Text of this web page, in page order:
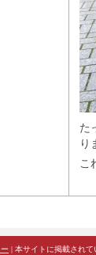
た
り
こ
| 本サイトに掲載されて